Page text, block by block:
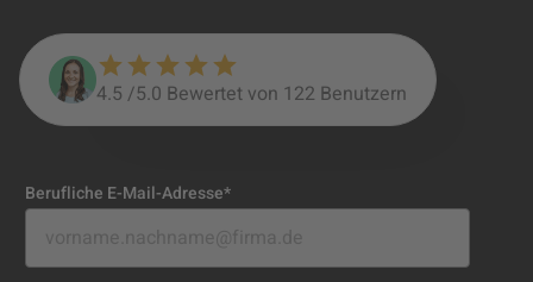
4.5 /5.0 Bewertet von 122 Benutzern
Berufliche E-Mail-Adresse*